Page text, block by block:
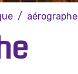
aérographe